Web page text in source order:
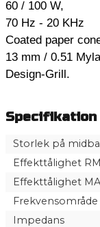
60 / 100 W,
70 Hz - 20 KHz
Coated paper
13 mm / 0.51
Design-Grill.
Specifikation
Storlek på
Effekttålighet
Effekttålighet
Frekvensområde
Impedans